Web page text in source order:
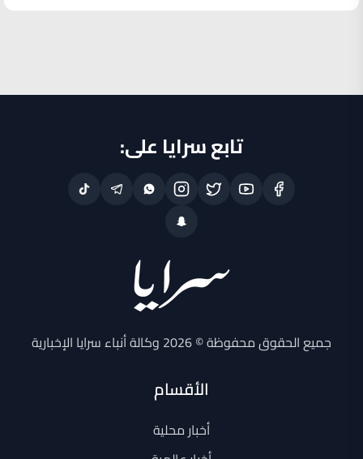
تابع سرايا على:
جميع الحقوق محفوظة © 2026 وكالة أنباء سرايا الإخبارية
الأقسام
أخبار محلية